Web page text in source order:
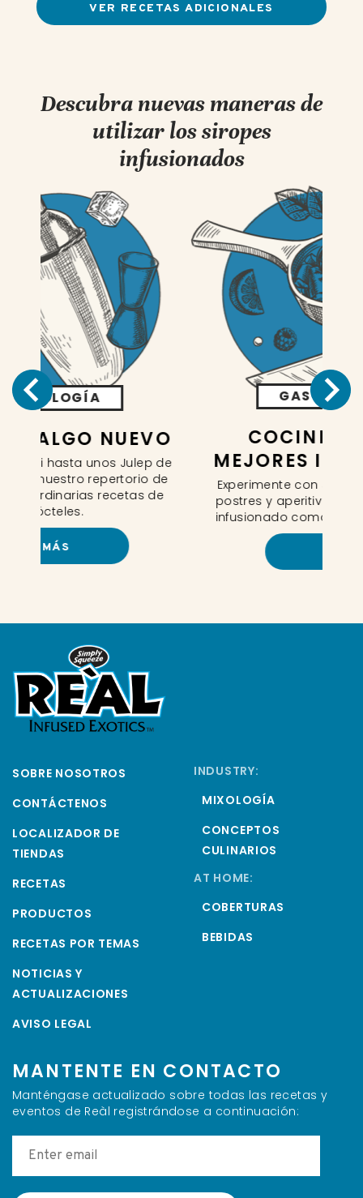
VER RECETAS ADICIONALES
Descubra nuevas maneras de
utilizar los siropes
infusionados
COCINE CON LOS
MEJORES INGREDIENTES
Experimente con sus platos principales,
postres y aperitivos utilizando un sirope
infusionado como ingrediente principal.
SOBRE NOSOTROS
CONTÁCTENOS
LOCALIZADOR DE
TIENDAS
RECETAS
PRODUCTOS
RECETAS POR TEMAS
NOTICIAS Y
ACTUALIZACIONES
AVISO LEGAL
INDUSTRY:
MIXOLOGÍA
CONCEPTOS
CULINARIOS
AT HOME:
COBERTURAS
BEBIDAS
MANTENTE EN CONTACTO
Manténgase actualizado sobre todas las recetas y
eventos de Reàl registrándose a continuación: